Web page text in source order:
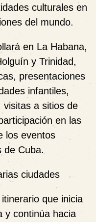
culturales en
del mundo.
en La Habana,
y Trinidad,
presentaciones
infantiles,
visitas a sitios de
en las
los eventos
de Cuba.
ciudades
que inicia
y continúa hacia